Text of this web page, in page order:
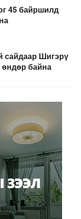
45 байршилд
сайдаар Шигэрү
байна